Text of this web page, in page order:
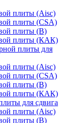
плиты (Aisc)
плиты (CSA)
плиты (В)
плиты (КАК)
плиты для
плиты (Aisc)
плиты (CSA)
плиты (В)
плиты (КАК)
для сдвига
плиты (Aisc)
плиты (В)